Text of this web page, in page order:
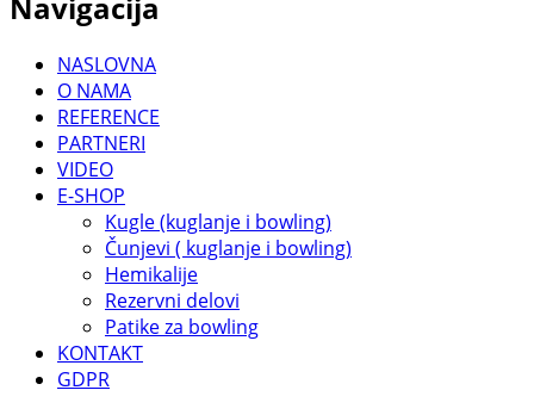
NASLOVNA
O NAMA
REFERENCE
PARTNERI
VIDEO
E-SHOP
Kugle (kuglanje i bowling)
Čunjevi ( kuglanje i bowling)
Hemikalije
Rezervni delovi
Patike za bowling
KONTAKT
GDPR